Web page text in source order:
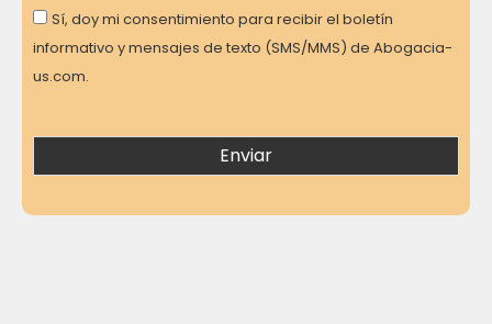
Consent
Sí, doy mi consentimiento para recibir el boletín
informativo y mensajes de texto (SMS/MMS) de Abogacia-
us.com.